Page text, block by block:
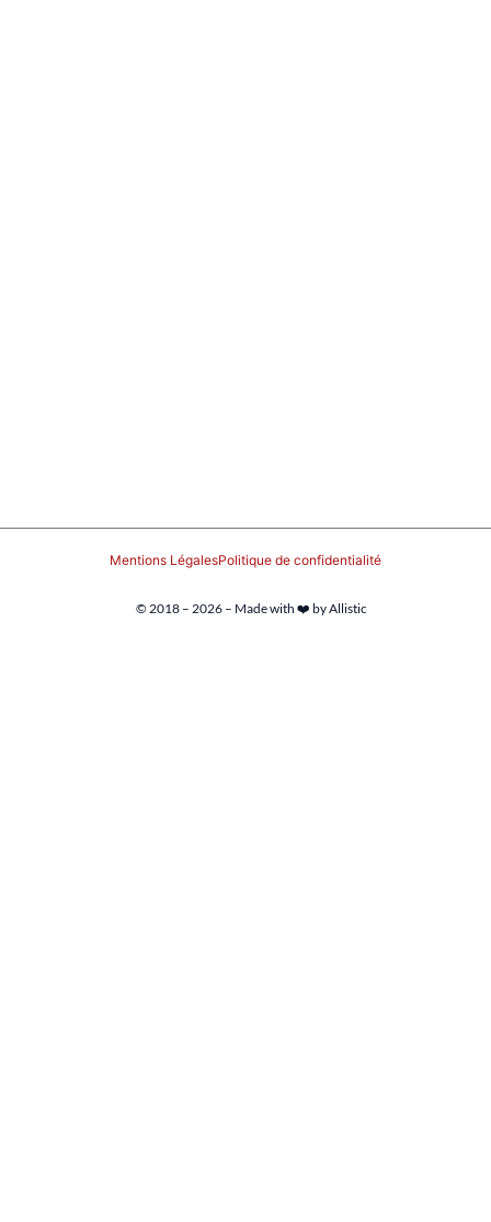
Mentions LégalesPolitique de confidentialité
© 2018 – 2026 – Made with ❤️ by Allistic